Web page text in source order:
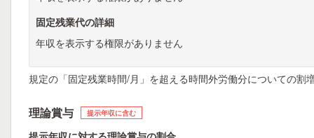
固定残業代の詳細
年収を表示する権限がありません
規定の「固定残業時間/月」を超える時間外労働分についての割
理論賞与 提示年収に含む